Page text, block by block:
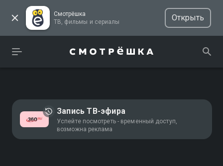
Смотрёшка
ТВ, фильмы и сериалы
Открыть
Запись ТВ-эфира
Успейте посмотреть - временный доступ,
возможна реклама